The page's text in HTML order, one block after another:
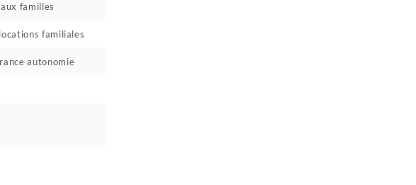
aux familles
familiales
autonomie